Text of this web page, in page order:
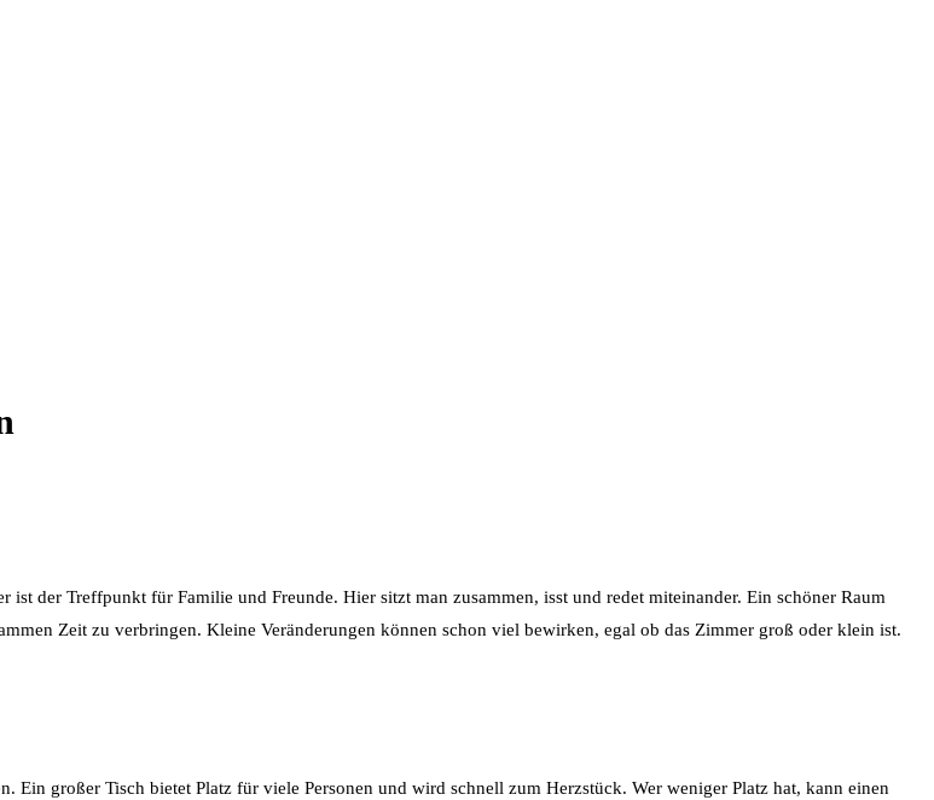
der Treffpunkt für Familie und Freunde. Hier sitzt man zusammen, isst und redet miteinander. Ein schöner Raum
Zeit zu verbringen. Kleine Veränderungen können schon viel bewirken, egal ob das Zimmer groß oder klein ist.
Ein großer Tisch bietet Platz für viele Personen und wird schnell zum Herzstück. Wer weniger Platz hat, kann einen